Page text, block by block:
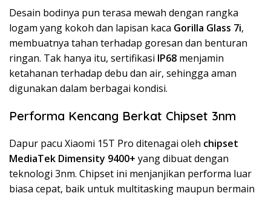
Desain bodinya pun terasa mewah dengan rangka
logam yang kokoh dan lapisan kaca Gorilla Glass 7i,
membuatnya tahan terhadap goresan dan benturan
ringan. Tak hanya itu, sertifikasi IP68 menjamin
ketahanan terhadap debu dan air, sehingga aman
digunakan dalam berbagai kondisi.
Performa Kencang Berkat Chipset 3nm
Dapur pacu Xiaomi 15T Pro ditenagai oleh chipset
MediaTek Dimensity 9400+ yang dibuat dengan
teknologi 3nm. Chipset ini menjanjikan performa luar
biasa cepat, baik untuk multitasking maupun bermain